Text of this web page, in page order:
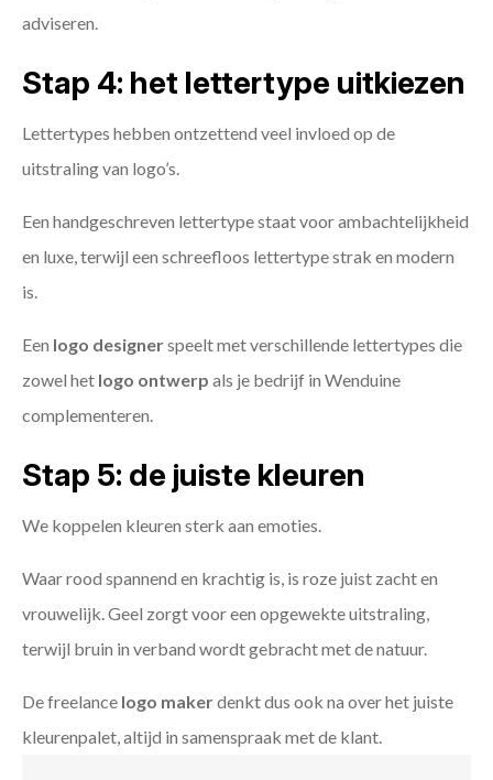
adviseren.
Stap 4: het lettertype uitkiezen
Lettertypes hebben ontzettend veel invloed op de
uitstraling van logo’s.
Een handgeschreven lettertype staat voor ambachtelijkheid
en luxe, terwijl een schreefloos lettertype strak en modern
is.
Een logo designerspeelt met verschillende lettertypes die
zowel het logo ontwerp als je bedrijf in Wenduine
complementeren.
Stap 5: de juiste kleuren
We koppelen kleuren sterk aan emoties.
Waar rood spannend en krachtig is, is roze juist zacht en
vrouwelijk. Geel zorgt voor een opgewekte uitstraling,
terwijl bruin in verband wordt gebracht met de natuur.
De freelance logo makerdenkt dus ook na over het juiste
kleurenpalet, altijd in samenspraak met de klant.